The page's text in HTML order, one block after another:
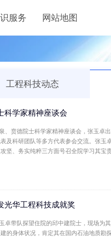
服务 网站地图
工程科技动态
科学家精神座谈会
、贲德院士科学家精神座谈会，张玉卓
及科研团队等多方代表参会交流。张玉
坚、务实纯粹三方面号召全院学习其宝
光华工程科技成就奖
卓带队探望住院的邱中建院士，现场为
的身体状况，肯定其在国内石油地质勘